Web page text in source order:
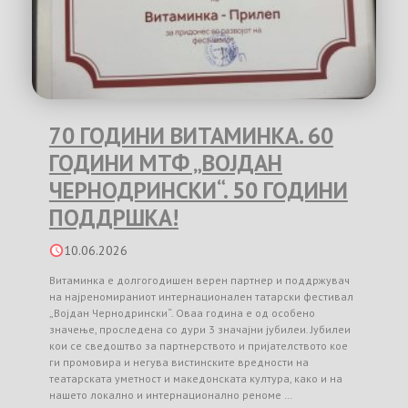
70 ГОДИНИ ВИТАМИНКА. 60
ГОДИНИ МТФ „ВОЈДАН
ЧЕРНОДРИНСКИ“. 50 ГОДИНИ
ПОДДРШКА!
10.06.2026
Витаминка е долгогодишен верен партнер и поддржувач
на најреномираниот интернационален татарски фестивал
„Војдан Чернодрински“. Оваа година е од особено
значење, проследена со дури 3 значајни јубилеи. Јубилеи
кои се сведоштво за партнерството и пријателството кое
ги промовира и негува вистинските вредности на
театарската уметност и македонската култура, како и на
нашето локално и интернационално реноме …